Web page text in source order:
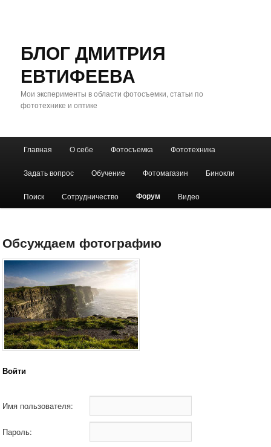
БЛОГ ДМИТРИЯ
ЕВТИФЕЕВА
Мои эксперименты в области фотосъемки, статьи по
фототехнике и оптике
Перейти
к
основному
Перейти
к
дополнительному
Главная О себе Фотосъемка Фототехника
Задать вопрос Обучение Фотомагазин Бинокли
Поиск Сотрудничество Форум Видео
Обсуждаем фотографию
Войти
Имя пользователя:
Пароль: